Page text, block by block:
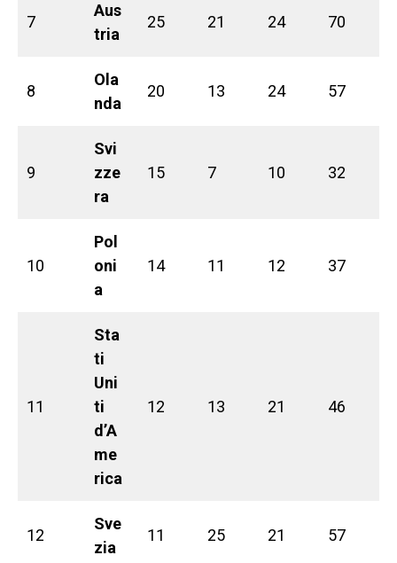
7
Aus
tria
25 21 24 70
8
Ola
nda
20 13 24 57
9
Svi
zze
ra
15 7 10 32
10
Pol
oni
a
14 11 12 37
11
Sta
ti
Uni
ti
d’A
me
rica
12 13 21 46
12
Sve
zia
11 25 21 57